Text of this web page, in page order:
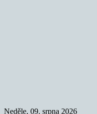
Neděle, 09. srpna 2026